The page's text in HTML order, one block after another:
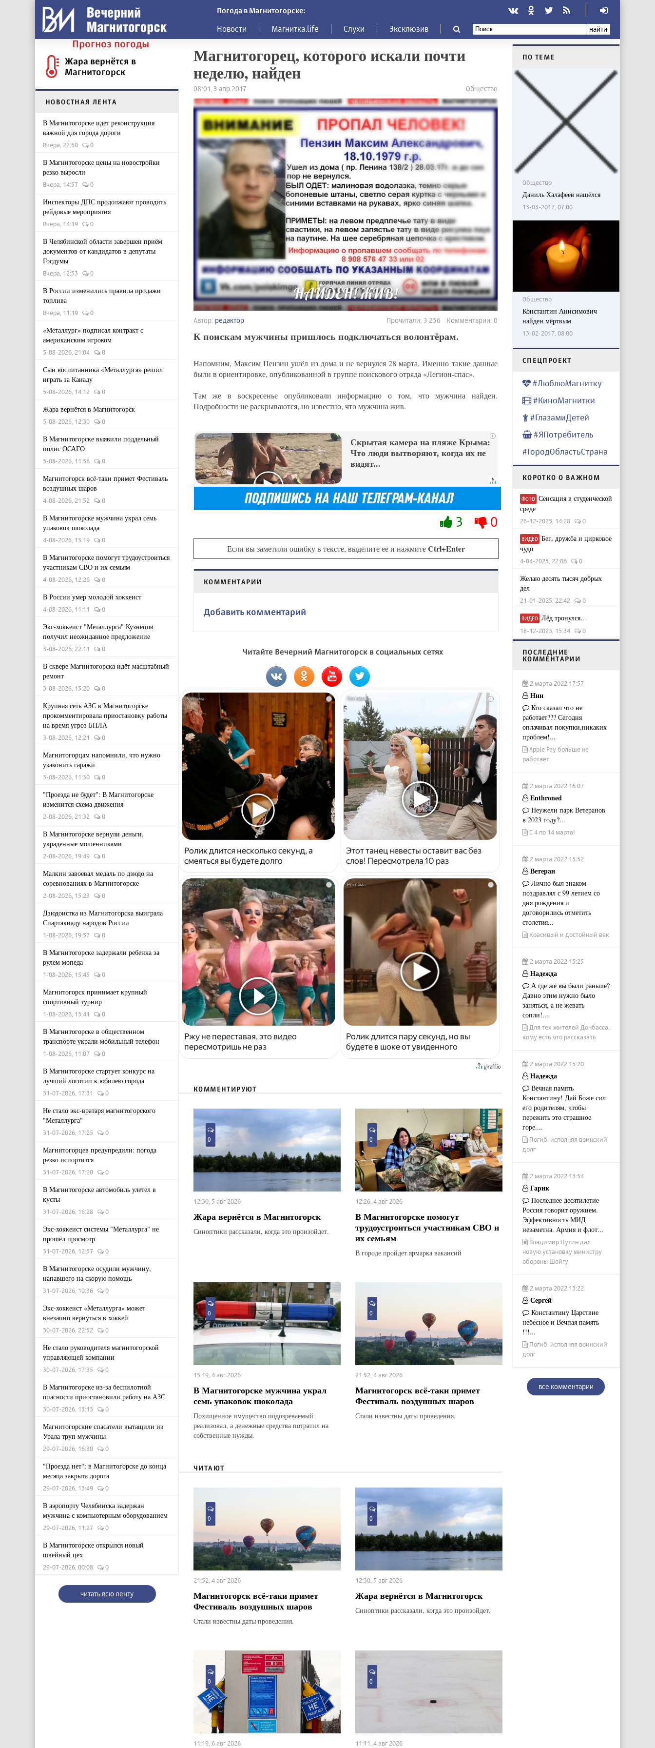
Погода в Магнитогорске:
Новости Магнитка.life Слухи Эксклюзив найти
Прогноз погоды
Жара вернётся в
Магнитогорск
НОВОСТНАЯ ЛЕНТА
В Магнитогорске идет реконструкция
важной для города дороги
Вчера, 22:50 0
В Магнитогорске цены на новостройки
резко выросли
Вчера, 14:57 0
Инспекторы ДПС продолжают проводить
рейдовые мероприятия
Вчера, 14:19 0
В Челябинской области завершен приём
документов от кандидатов в депутаты
Госдумы
Вчера, 12:53 0
В России изменились правила продажи
топлива
Вчера, 11:19 0
«Металлург» подписал контракт с
американским игроком
5-08-2026, 21:04 0
Сын воспитанника «Металлурга» решил
играть за Канаду
5-08-2026, 14:12 0
Жара вернётся в Магнитогорск
5-08-2026, 12:30 0
В Магнитогорске выявили поддельный
полис ОСАГО
5-08-2026, 11:56 0
Магнитогорск всё-таки примет Фестиваль
воздушных шаров
4-08-2026, 21:52 0
В Магнитогорске мужчина украл семь
упаковок шоколада
4-08-2026, 15:19 0
В Магнитогорске помогут трудоустроиться
участникам СВО и их семьям
4-08-2026, 12:26 0
В России умер молодой хоккеист
4-08-2026, 11:11 0
Экс-хоккеист "Металлурга" Кузнецов
получил неожиданное предложение
3-08-2026, 22:11 0
В сквере Магнитогорска идёт масштабный
ремонт
3-08-2026, 15:20 0
Крупная сеть АЗС в Магнитогорске
прокомментировала приостановку работы
на время угроз БПЛА
3-08-2026, 12:21 0
Магнитогорцам напомнили, что нужно
узаконить гаражи
3-08-2026, 11:30 0
"Проезда не будет": В Магнитогорске
изменится схема движения
2-08-2026, 21:32 0
В Магнитогорске вернули деньги,
украденные мошенниками
2-08-2026, 19:49 0
Малкин завоевал медаль по дзюдо на
соревнованиях в Магнитогорске
2-08-2026, 15:23 0
Дзюдоистка из Магнитогорска выиграла
Спартакиаду народов России
1-08-2026, 19:57 0
В Магнитогорске задержали ребенка за
рулем мопеда
1-08-2026, 15:45 0
Магнитогорск принимает крупный
спортивный турнир
1-08-2026, 13:41 0
В Магнитогорске в общественном
транспорте украли мобильный телефон
1-08-2026, 11:07 0
В Магнитогорске стартует конкурс на
лучший логотип к юбилею города
31-07-2026, 17:31 0
Не стало экс-вратаря магнитогорского
"Металлурга"
31-07-2026, 17:25 0
Магнитогорцев предупредили: погода
резко испортится
31-07-2026, 17:20 0
В Магнитогорске автомобиль улетел в
кусты
31-07-2026, 16:28 0
Экс-хоккеист системы "Металлурга" не
прошёл просмотр
31-07-2026, 12:57 0
В Магнитогорске осудили мужчину,
напавшего на скорую помощь
31-07-2026, 10:36 0
Экс-хоккеист «Металлурга» может
внезапно вернуться в хоккей
30-07-2026, 22:52 0
Не стало руководителя магнитогорской
управляющей компании
30-07-2026, 17:35 0
В Магнитогорске из-за беспилотной
опасности приостановили работу на АЗС
30-07-2026, 13:13 0
Магнитогорские спасатели вытащили из
Урала труп мужчины
29-07-2026, 16:30 0
"Проезда нет": в Магнитогорске до конца
месяца закрыта дорога
29-07-2026, 13:49 0
В аэропорту Челябинска задержан
мужчина с компьютерным оборудованием
29-07-2026, 11:27 0
В Магнитогорске открылся новый
швейный цех
29-07-2026, 00:08 0
читать всю ленту
Магнитогорец, которого искали почти
неделю, найден
08:01, 3 апр 2017 Общество
Автор: редактор Прочитали: 3 256 Комментарии: 0
К поискам мужчины пришлось подключаться волонтёрам.
Напомним, Максим Пензин ушёл из дома и не вернулся 28 марта. Именно такие данные
были в ориентировке, опубликованной в группе поискового отряда «Легион-спас».
Там же в воскресенье опубликовали информацию о том, что мужчина найден.
Подробности не раскрываются, но известно, что мужчина жив.
i
Скрытая камера на пляже Крыма:
Что люди вытворяют, когда их не
видят...
3 0
Если вы заметили ошибку в тексте, выделите ее и нажмитеCtrl+Enter
КОММЕНТАРИИ
Добавить комментарий
Читайте Вечерний Магнитогорск в социальных сетях
i
Ролик длится несколько секунд, а
смеяться вы будете долго
i
Этот танец невесты оставит вас без
слов! Пересмотрела 10 раз
i
Ржу не переставая, это видео
пересмотришь не раз
i
Ролик длится пару секунд, но вы
будете в шоке от увиденного
КОММЕНТИРУЮТ
0
12:30, 5 авг 2026
Жара вернётся в Магнитогорск
Синоптики рассказали, когда это произойдет.
0
12:26, 4 авг 2026
В Магнитогорске помогут
трудоустроиться участникам СВО и
их семьям
В городе пройдет ярмарка вакансий
0
15:19, 4 авг 2026
В Магнитогорске мужчина украл
семь упаковок шоколада
Похищенное имущество подозреваемый
реализовал, а денежные средства потратил на
собственные нужды.
0
21:52, 4 авг 2026
Магнитогорск всё-таки примет
Фестиваль воздушных шаров
Стали известны даты проведения.
ЧИТАЮТ
0
21:52, 4 авг 2026
Магнитогорск всё-таки примет
Фестиваль воздушных шаров
Стали известны даты проведения.
0
12:30, 5 авг 2026
Жара вернётся в Магнитогорск
Синоптики рассказали, когда это произойдет.
0
11:19, 6 авг 2026
0
11:11, 4 авг 2026
ПО ТЕМЕ
Общество
Даниль Халафеев нашёлся
13-03-2017, 07:00
Общество
Константин Анисимович
найден мёртвым
13-02-2017, 08:00
CПЕЦПРОЕКТ
#ЛюблюМагнитку
#КиноМагнитки
#ГлазамиДетей
#ЯПотребитель
#ГородОбластьСтрана
КОРОТКО О ВАЖНОМ
ФОТО Сенсация в студенческой
среде
26-12-2025, 14:28 0
ВИДЕО Бег, дружба и цирковое
чудо
4-04-2025, 22:06 0
Желаю десять тысяч добрых
дел
21-01-2025, 22:42 0
ВИДЕО Лёд тронулся…
18-12-2023, 15:34 0
ПОСЛЕДНИЕ
КОММЕНТАРИИ
2 марта 2022 17:57
Ннн
Кто сказал что не
работает??? Сегодня
оплачивал покупки,никаких
проблем!...
Apple Pay больше не
работает
2 марта 2022 16:07
Enthroned
Неужели парк Ветеранов
в 2023 году?...
С 4 по 14 марта!
2 марта 2022 15:52
Ветеран
Лично был знаком
поздравлял с 99 летием со
дня рождения и
договорились отметить
столетия...
Красивый и достойный век
2 марта 2022 15:25
Надежда
А где же вы были раньше?
Давно этим нужно было
заняться, а не жевать
сопли!...
Для тех жителей Донбасса,
кому есть что рассказать
2 марта 2022 15:20
Надежда
Вечная память
Константину! Дай Боже сил
его родителям, чтобы
пережить это страшное
горе....
Погиб, исполняя воинский
долг
2 марта 2022 13:54
Гарик
Последнее десятилетие
Россия говорит оружием.
Эффективность МИД
незаметна. Армия и флот...
Владимир Путин дал
новую установку министру
обороны Шойгу
2 марта 2022 13:22
Сергей
Константину Царствие
небесное и Вечная память
!!!...
Погиб, исполняя воинский
долг
все комментарии